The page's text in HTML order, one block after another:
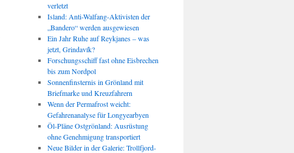
verletzt
Island: Anti-Walfang-Aktivisten der
„Bandero“ werden ausgewiesen
Ein Jahr Ruhe auf Reykjanes – was
jetzt, Grindavík?
Forschungsschiff fast ohne Eisbrechen
bis zum Nordpol
Sonnenfinsternis in Grönland mit
Briefmarke und Kreuzfahrern
Wenn der Permafrost weicht:
Gefahrenanalyse für Longyearbyen
Öl-Pläne Ostgrönland: Ausrüstung
ohne Genehmigung transportiert
Neue Bilder in der Galerie: Trollfjord-